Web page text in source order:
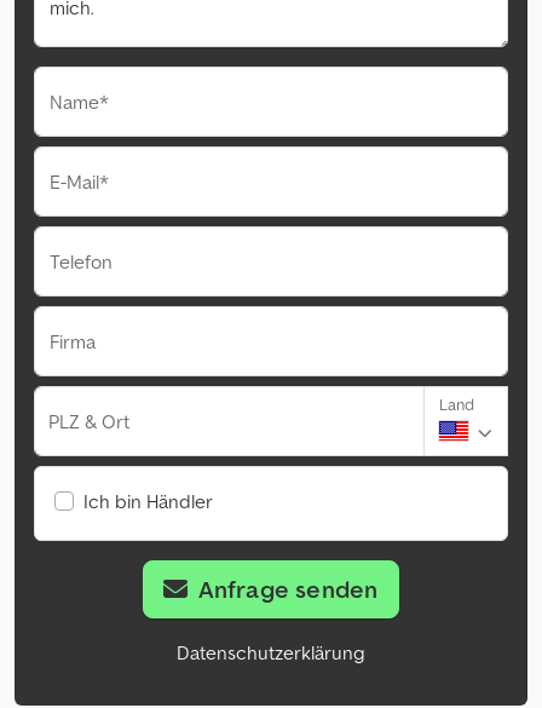
Name*
E-Mail*
Telefon
Firma
PLZ & Ort
Land
Ich bin Händler
Anfrage senden
Datenschutzerklärung